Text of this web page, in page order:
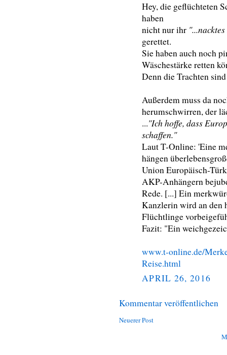
Hey, die geflüchteten
haben
nicht nur ihr
gerettet.
Sie haben auch noch
Wäschestärke retten
Denn die Trachten
Außerdem muss da
herumschwirren, der
..."Ich hoffe, dass
schaffen."
Laut T-Online: 'Eine
hängen
Union Europäisch-
AKP-Anhängern
Rede. [...] Ein
Kanzlerin wird an den
Flüchtlinge
Fazit: "Ein
www.t-online.de/
Reise.html
APRIL 26, 2016
Kommentar veröffentlichen
Neuerer Post